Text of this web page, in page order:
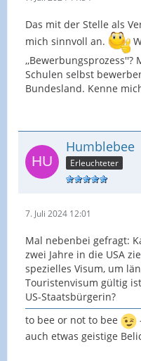
Das mit der Stelle als
mich sinnvoll an.
,,Bewerbungsprozess''?
Schulen selbst
Bundesland. Kenne
Humblebee
Erleuchteter
7. Juli 2024 12:01
Mal nebenbei gefragt:
zwei Jahre in die USA
spezielles Visum, um
Touristenvisum gültig
US-Staatsbürgerin?
to bee or not to bee
auch etwas geistige